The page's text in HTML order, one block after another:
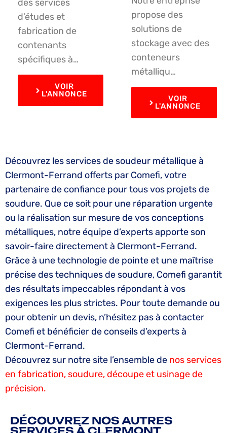
des services
d’études et
fabrication de
contenants
spécifiques à…
VOIR
L'ANNONCE
propose des
solutions de
stockage avec des
conteneurs
métalliqu…
VOIR
L'ANNONCE
Découvrez les services de soudeur métallique à
Clermont-Ferrand offerts par Comefi, votre
partenaire de confiance pour tous vos projets de
soudure. Que ce soit pour une réparation urgente
ou la réalisation sur mesure de vos conceptions
métalliques, notre équipe d’experts apporte son
savoir-faire directement à Clermont-Ferrand.
Grâce à une technologie de pointe et une maîtrise
précise des techniques de soudure, Comefi garantit
des résultats impeccables répondant à vos
exigences les plus strictes. Pour toute demande ou
pour obtenir un devis, n’hésitez pas à contacter
Comefi et bénéficier de conseils d’experts à
Clermont-Ferrand.
Découvrez sur notre site l’ensemble de nos services
en fabrication, soudure, découpe et usinage de
précision.
DÉCOUVREZ NOS AUTRES